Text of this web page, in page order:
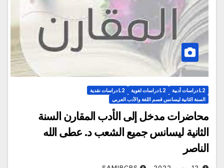
L2 دراسات أدبية L2 دراسات لغوية
L2 دراسات نقدية
السنة الثانية ليسانس قسم اللغة والأدب العربي
محاضرات مدخل إلى الأدب المقارن السنة
الثانية ليسانس جميع الشعب د. عطى الله
الناصر